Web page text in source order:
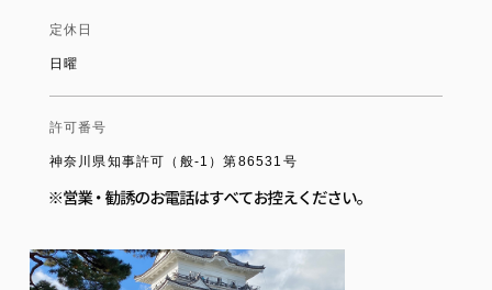
定休日
日曜
許可番号
神奈川県知事許可（般-1）第86531号